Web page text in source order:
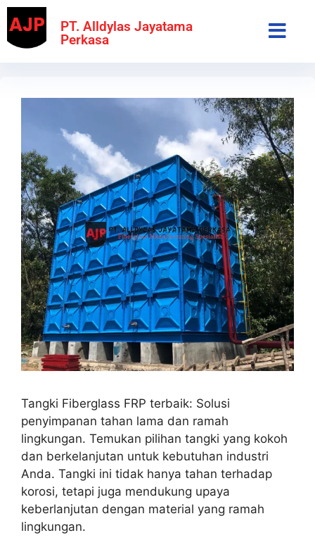
PT. Alldylas Jayatama
Perkasa
Tangki Fiberglass FRP terbaik: Solusi
penyimpanan tahan lama dan ramah
lingkungan. Temukan pilihan tangki yang kokoh
dan berkelanjutan untuk kebutuhan industri
Anda. Tangki ini tidak hanya tahan terhadap
korosi, tetapi juga mendukung upaya
keberlanjutan dengan material yang ramah
lingkungan.